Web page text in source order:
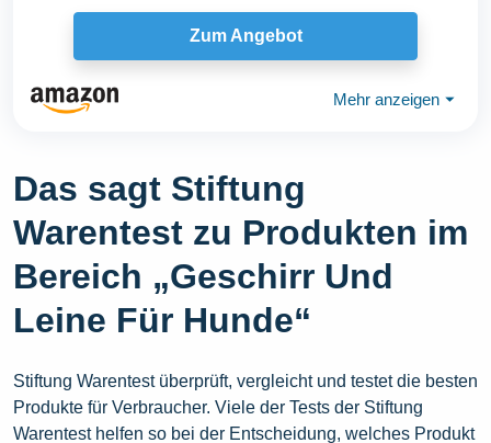
Näpfe...
Zum Angebot
Mehr anzeigen ⏷
Das sagt Stiftung
Warentest zu Produkten im
Bereich „Geschirr Und
Leine Für Hunde“
Stiftung Warentest überprüft, vergleicht und testet die besten
Produkte für Verbraucher. Viele der Tests der Stiftung
Warentest helfen so bei der Entscheidung, welches Produkt